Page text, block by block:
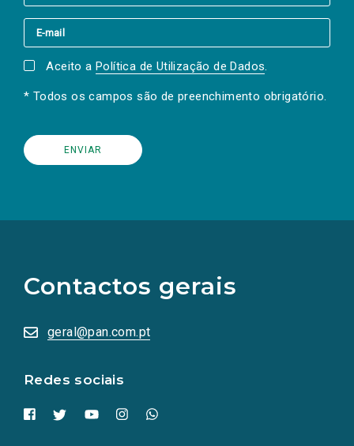
Aceito a Política de Utilização de Dados.
* Todos os campos são de preenchimento obrigatório.
Contactos gerais
geral@pan.com.pt
Redes sociais
redes
sociais
numa
nova